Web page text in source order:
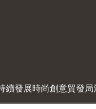
續發展時尚創意貿發局